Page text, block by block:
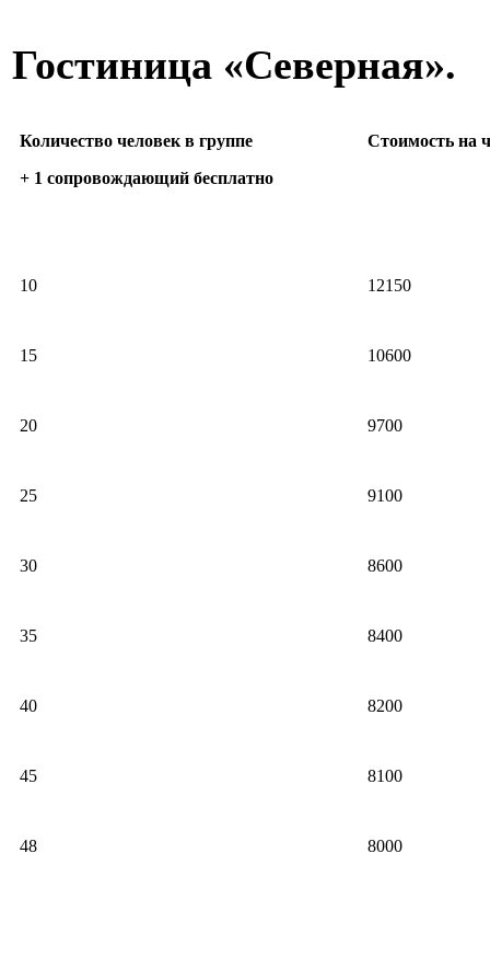
Гостиница «Северная».
Количество человек в группе
+ 1 сопровождающий бесплатно
Стоимость на
10 12150
15 10600
20 9700
25 9100
30 8600
35 8400
40 8200
45 8100
48 8000